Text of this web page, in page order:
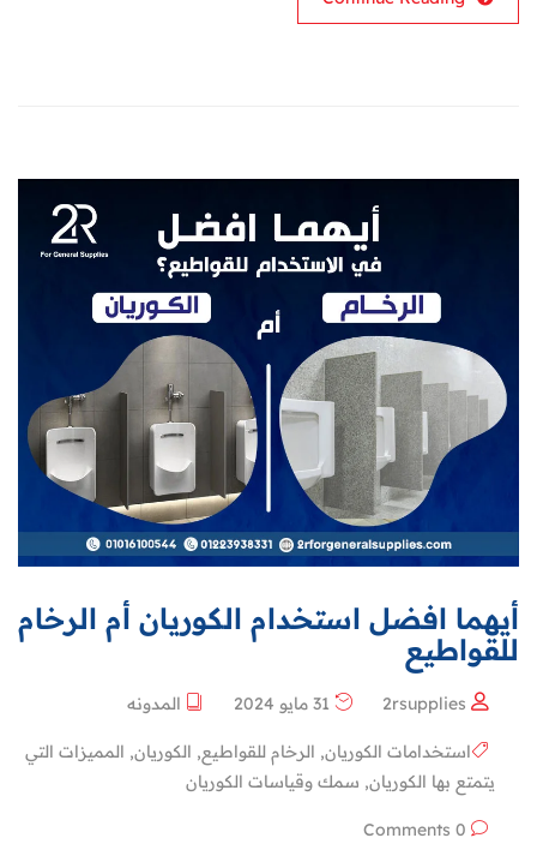
أيهما افضل استخدام الكوريان أم الرخام
للقواطيع
2rsupplies المدونه
استخدامات الكوريان, الرخام للقواطيع, الكوريان, المميزات التي
يتمتع بها الكوريان, سمك وقياسات الكوريان